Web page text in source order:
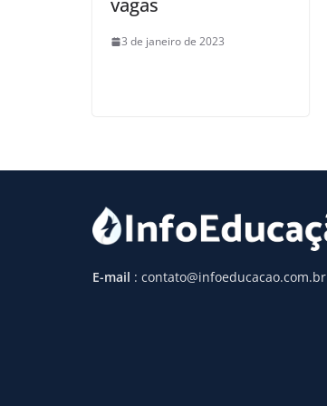
vagas
3 de janeiro de 2023
E-mail : contato@infoeducacao.com.br